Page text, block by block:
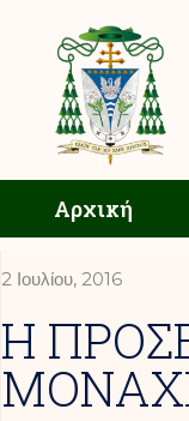
Αρχική
2 Ιουλίου, 2016
Η